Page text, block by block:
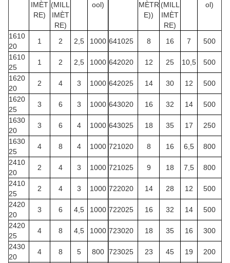
IMÈT
RE)
(MILL
IMÈT
RE)
ool)
MÈTR
E))
(MILL
IMÈT
RE)
ol)
1610
20
1 2 2,5 1000 641025 8 16 7
500
1610
25
1 2 2,5 1000 642020 12 25 10,5
500
1620
20
2 4 3 1000 642025 14 30 12
500
1620
25
3 6 3 1000 643020 16 32 14
500
1630
20
3 6 4 1000 643025 18 35 17
250
1630
25
4 8 4 1000 721020 8 16 6,5
800
2410
20
2 4 3 1000 721025 9 18 7,5
800
2410
25
2 4 3 1000 722020 14 28 12
500
2420
20
3 6 4,5 1000 722025 16 32 14
500
2420
25
4 8 4,5 1000 723020 18 35 16
300
2430
20
4 8 5 800 723025 23 45 19
200